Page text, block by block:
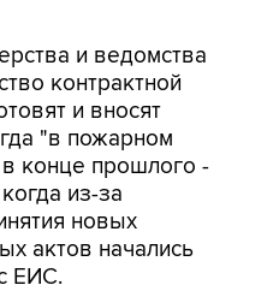
и ведомства
контрактной
и вносят
"в пожарном
конце прошлого -
из-за
новых
актов начались
ЕИС.